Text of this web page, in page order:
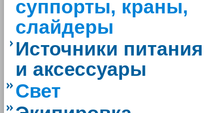
суппорты, краны,
слайдеры
Источники питания
и аксессуары
Свет